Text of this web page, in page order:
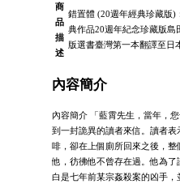
商
品
描
述
錯置體 (20週年經典珍藏版)
典作品20週年紀念珍藏版島
版選書臺灣第一本翻譯至日
內容簡介
內容簡介 「藍霄先生，當年，
到一封詭異的讀者來信。讀者
啡，卻在上個廁所回來之後，
他，彷彿他不曾存在過。他為
白是七年前某宗姦殺案的凶手